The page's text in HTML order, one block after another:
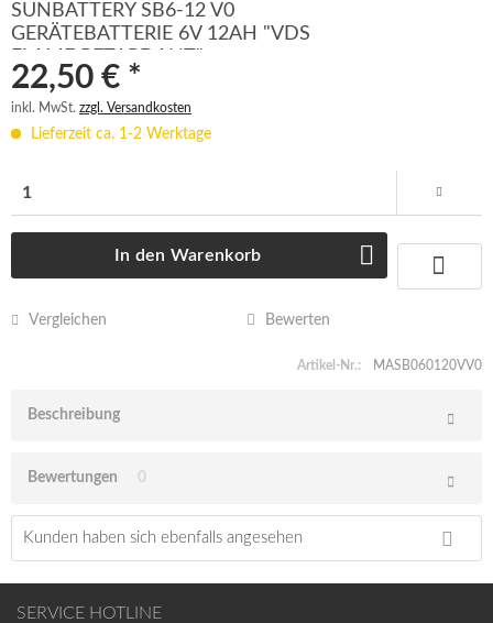
SUNBATTERY SB6-12 V0
GERÄTEBATTERIE 6V 12AH "VDS
22,50 € *
inkl. MwSt. zzgl. Versandkosten
Lieferzeit ca. 1-2 Werktage
In den Warenkorb
Vergleichen Bewerten
Artikel-Nr.: MASB060120VV0
Beschreibung
Bewertungen 0
Kunden haben sich ebenfalls angesehen
SERVICE HOTLINE